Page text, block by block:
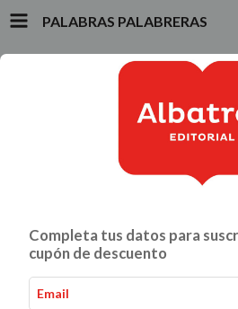
PALABRAS PALABRERAS
ALIMENTACIÓN Y GASTRONOMÍA
Inicio - Biblioteca -
Completa tus datos para
cupón de descuento